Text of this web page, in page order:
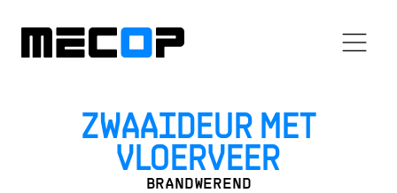
ZWAAIDEUR MET
VLOERVEER
BRANDWEREND